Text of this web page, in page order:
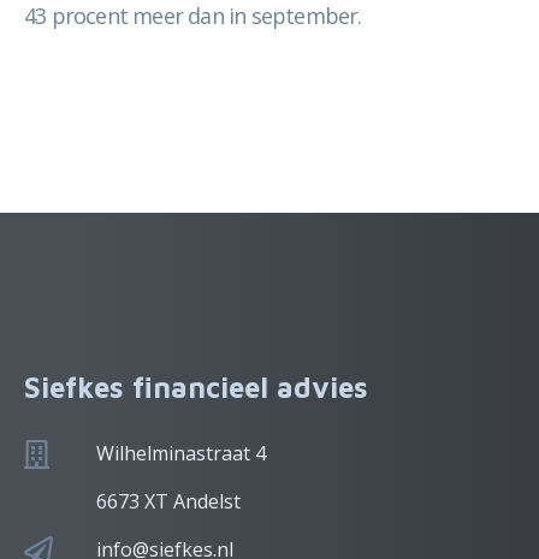
43 procent meer dan in september.
Siefkes financieel advies
Wilhelminastraat 4
6673 XT Andelst
info@siefkes.nl